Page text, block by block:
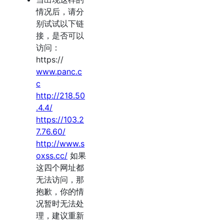
情况后，请分
别试试以下链
接，是否可以
访问：
https://
www.panc.c
c
http://218.50
.4.4/
https://103.2
7.76.60/
http://www.s
oxss.cc/ 如果
这四个网址都
无法访问，那
抱歉，你的情
况暂时无法处
理，建议重新